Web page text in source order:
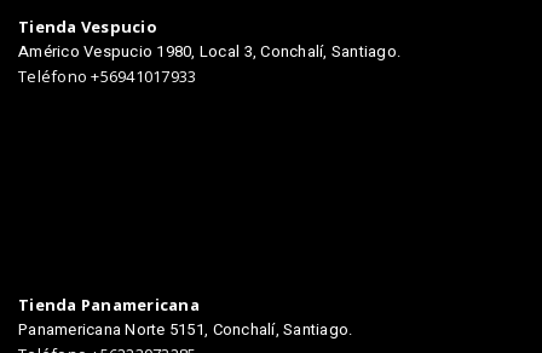
Tienda Vespucio
Américo Vespucio 1980, Local 3, Conchalí, Santiago.
Teléfono +56941017933
Tienda Panamericana
Panamericana Norte 5151, Conchalí, Santiago.